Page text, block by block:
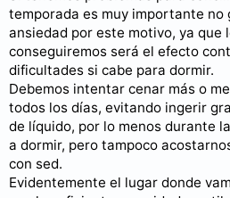
temporada es muy importante no
ansiedad por este motivo, ya que
conseguiremos será el efecto
dificultades si cabe para dormir.
Debemos intentar cenar más o
todos los días, evitando ingerir
de líquido, por lo menos durante
a dormir, pero tampoco
con sed.
Evidentemente el lugar donde